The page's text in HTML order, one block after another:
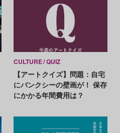
CULTURE QUIZ
【アートクイズ】問題：自宅
にバンクシーの壁画が！ 保存
にかかる年間費用は？